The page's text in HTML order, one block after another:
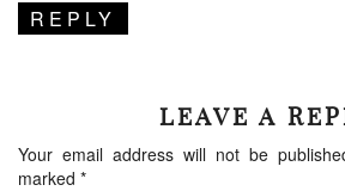
REPLY
LEAVE A
Your email address will not be
marked *